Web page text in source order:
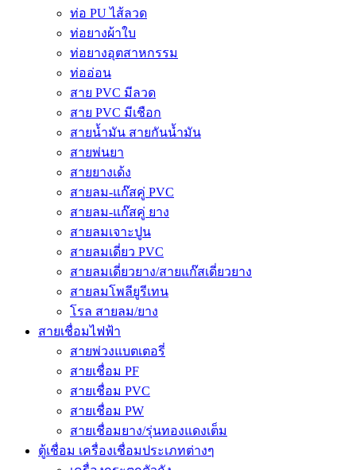
ท่อ PU ไส้ลวด
ท่อยางผ้าใบ
ท่อยางอุตสาหกรรม
ท่ออ่อน
สาย PVC มีลวด
สาย PVC มีเชือก
สายน้ำมัน สายกันน้ำมัน
สายพ่นยา
สายยางเด้ง
สายลม-แก๊สคู่ PVC
สายลม-แก๊สคู่ ยาง
สายลมเจาะปูน
สายลมเดี่ยว PVC
สายลมเดี่ยวยาง/สายแก๊สเดี่ยวยาง
สายลมโพลียูรีเทน
โรล สายลม/ยาง
สายเชื่อมไฟฟ้า
สายพ่วงแบตเตอรี่
สายเชื่อม PF
สายเชื่อม PVC
สายเชื่อม PW
สายเชื่อมยาง/รุ่นทองแดงเต็ม
ตู้เชื่อม เครื่องเชื่อมประเภทต่างๆ